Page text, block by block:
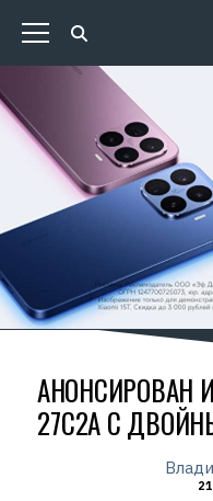
АНОНСИРОВАН
27C2A С